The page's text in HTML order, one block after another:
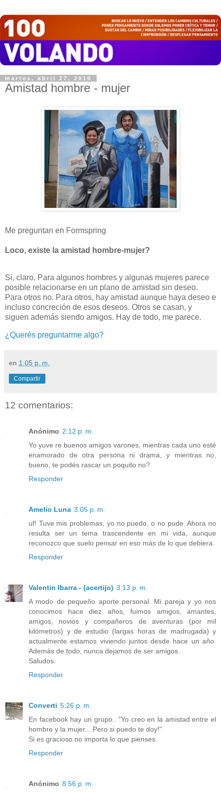
martes, abril 27, 2010
Amistad hombre - mujer
Me preguntan en Formspring
Loco, existe la amistad hombre-mujer?
Si, claro. Para algunos hombres y algunas mujeres parece
posible relacionarse en un plano de amistad sin deseo.
Para otros no. Para otros, hay amistad aunque haya deseo e
incluso concreción de esos deseos. Otros se casan, y
siguen además siendo amigos. Hay de todo, me parece.
¿Querés preguntarme algo?
en 1:05 p. m.
Compartir
12 comentarios:
Anónimo 2:12 p. m.
Yo yuve re buenos amigos varones, mientras cada uno esté
enamorado de otra persona ni drama, y mientras no,
bueno, te podés rascar un poquito no?
Responder
Amelio Luna 3:05 p. m.
uf! Tuve mis problemas, yo no puedo, o no pude. Ahora no
resulta ser un tema trascendente en mi vida, aunque
reconozco que suelo pensar en eso más de lo que debiera.
Responder
Valentin Ibarra - (acertijo) 3:13 p. m.
A modo de pequeño aporte personal. Mi pareja y yo nos
conocimos hace diez años, fuimos amigos, amantes,
amigos, novios y compañeros de aventuras (por mil
kilómetros) y de estudio (largas horas de madrugada) y
actualmente estamos viviendo juntos desde hace un año.
Además de todo, nunca dejamos de ser amigos.
Saludos.
Responder
Converti 5:26 p. m.
En facebook hay un grupo.. "Yo creo en la amistad entre el
hombre y la mujer... Pero si puedo te doy!"
Si es gracioso no importa lo que pienses.
Responder
Anónimo 8:56 p. m.